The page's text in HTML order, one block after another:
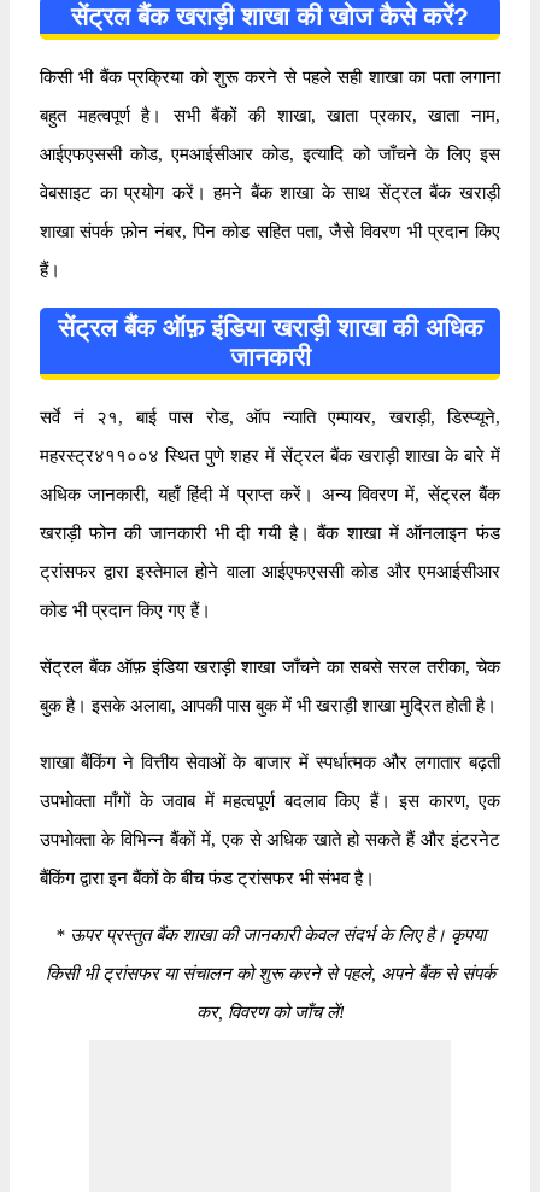
सेंट्रल बैंक खराड़ी शाखा की खोज कैसे करें?
किसी भी बैंक प्रक्रिया को शुरू करने से पहले सही शाखा का पता लगाना
बहुत महत्वपूर्ण है। सभी बैंकों की शाखा, खाता प्रकार, खाता नाम,
आईएफएससी कोड, एमआईसीआर कोड, इत्यादि को जाँचने के लिए इस
वेबसाइट का प्रयोग करें। हमने बैंक शाखा के साथ सेंट्रल बैंक खराड़ी
शाखा संपर्क फ़ोन नंबर, पिन कोड सहित पता, जैसे विवरण भी प्रदान किए
हैं।
सेंट्रल बैंक ऑफ़ इंडिया खराड़ी शाखा की अधिक
जानकारी
सर्वे नं २१, बाई पास रोड, ऑप न्याति एम्पायर, खराड़ी, डिस्प्यूने,
महरस्ट्र४११००४ स्थित पुणे शहर में सेंट्रल बैंक खराड़ी शाखा के बारे में
अधिक जानकारी, यहाँ हिंदी में प्राप्त करें। अन्य विवरण में, सेंट्रल बैंक
खराड़ी फोन की जानकारी भी दी गयी है। बैंक शाखा में ऑनलाइन फंड
ट्रांसफर द्वारा इस्तेमाल होने वाला आईएफएससी कोड और एमआईसीआर
कोड भी प्रदान किए गए हैं।
सेंट्रल बैंक ऑफ़ इंडिया खराड़ी शाखा जाँचने का सबसे सरल तरीका, चेक
बुक है। इसके अलावा, आपकी पास बुक में भी खराड़ी शाखा मुद्रित होती है।
शाखा बैंकिंग ने वित्तीय सेवाओं के बाजार में स्पर्धात्मक और लगातार बढ़ती
उपभोक्ता माँगों के जवाब में महत्वपूर्ण बदलाव किए हैं। इस कारण, एक
उपभोक्ता के विभिन्न बैंकों में, एक से अधिक खाते हो सकते हैं और इंटरनेट
बैंकिंग द्वारा इन बैंकों के बीच फंड ट्रांसफर भी संभव है।
*ऊपर प्रस्तुत बैंक शाखा की जानकारी केवल संदर्भ के लिए है। कृपया
किसी भी ट्रांसफर या संचालन को शुरू करने से पहले, अपने बैंक से संपर्क
कर, विवरण को जाँच लें!